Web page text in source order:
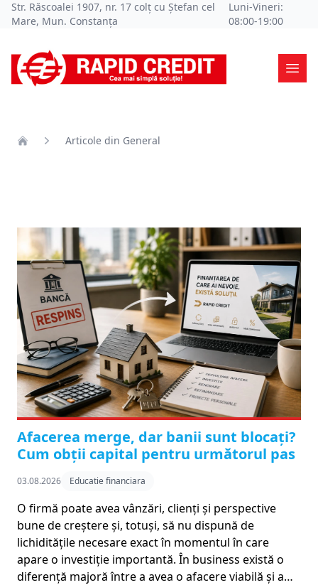
Str. Răscoalei 1907, nr. 17 colț cu Ștefan cel
Mare, Mun. Constanța
Luni-Vineri:
08:00-19:00
Articole din General
Afacerea merge, dar banii sunt blocați?
Cum obții capital pentru următorul pas
03.08.2026 Educatie financiara
O firmă poate avea vânzări, clienți și perspective
bune de creștere și, totuși, să nu dispună de
lichiditățile necesare exact în momentul în care
apare o investiție importantă. În business există o
diferență majoră între a avea o afacere viabilă și a…